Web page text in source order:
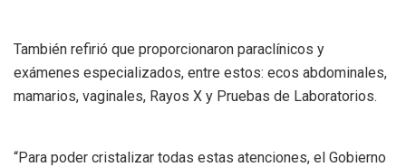
También refirió que proporcionaron paraclínicos y
exámenes especializados, entre estos: ecos abdominales,
mamarios, vaginales, Rayos X y Pruebas de Laboratorios.
“Para poder cristalizar todas estas atenciones, el Gobierno